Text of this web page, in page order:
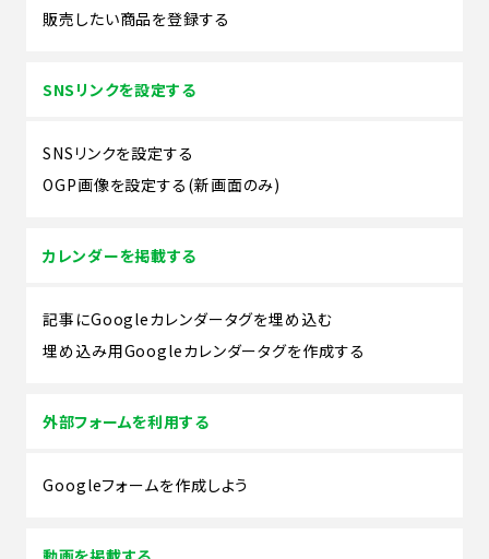
販売したい商品を登録する
SNSリンクを設定する
SNSリンクを設定する
OGP画像を設定する(新画面のみ)
カレンダーを掲載する
記事にGoogleカレンダータグを埋め込む
埋め込み用Googleカレンダータグを作成する
外部フォームを利用する
Googleフォームを作成しよう